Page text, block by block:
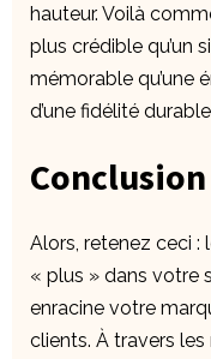
hauteur. Voilà
plus crédible qu’un
mémorable qu’une
d’une fidélité
Conclusion
Alors, retenez ceci :
« plus » dans votre
enracine votre
clients. À travers